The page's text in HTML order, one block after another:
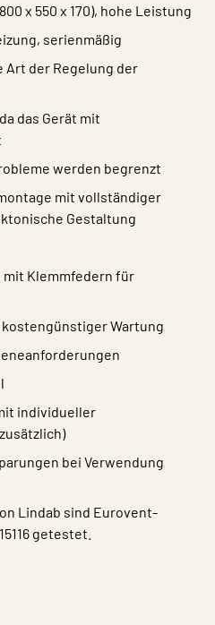
x 550 x 170), hohe Leistung
serienmäßig
der Regelung der
das Gerät mit
werden begrenzt
mit vollständiger
Gestaltung
mit Klemmfedern für
Wartung
individueller
bei Verwendung
Lindab sind Eurovent-
getestet.